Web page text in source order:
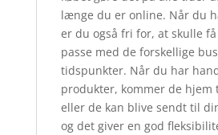
længe du er online. Når du
er du også fri for, at skulle
passe med de forskellige
tidspunkter. Når du har
produkter, kommer de hjem
eller de kan blive sendt til
og det giver en god